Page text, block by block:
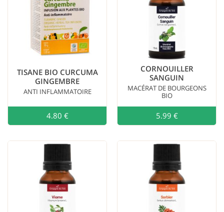
TISANE BIO CURCUMA
GINGEMBRE
ANTI INFLAMMATOIRE
4.80 € Ajouter au
CORNOUILLER
SANGUIN
MACÉRAT DE BOURGEONS
BIO
5.99 €